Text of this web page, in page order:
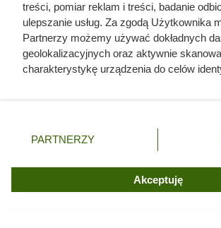
treści, pomiar reklam i treści, badanie
ulepszanie usług. Za zgodą Użytkownika
Partnerzy możemy używać dokładnych
geolokalizacyjnych oraz aktywnie
charakterystykę urządzenia do celów
zmienić/wycofać klikając przycisk
znajdujący się w lewym dolnym rogu
użytkownika, ale masz prawo sprzeciwić
przetwarzaniu. Preferencje będą miały
PARTNERZY
Akceptuję